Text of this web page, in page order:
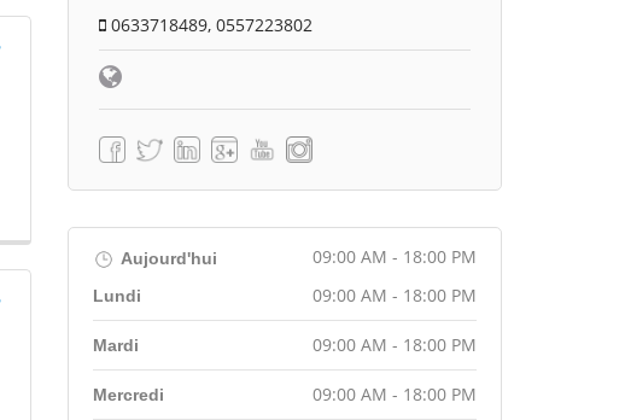
0633718489, 0557223802
Aujourd'hui 09:00 AM - 18:00 PM
Lundi 09:00 AM - 18:00 PM
Mardi 09:00 AM - 18:00 PM
Mercredi 09:00 AM - 18:00 PM